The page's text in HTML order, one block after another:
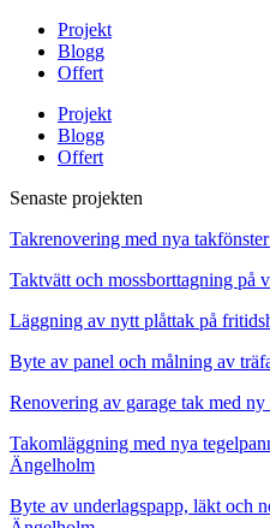
Projekt
Blogg
Offert
Projekt
Blogg
Offert
Senaste projekten
Takrenovering med nya
Taktvätt och mossborttagning på
Läggning av nytt plåttak på
Byte av panel och målning av
Renovering av garage tak med
Takomläggning med nya
Ängelholm
Byte av underlagspapp, läkt och